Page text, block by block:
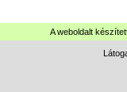
A weboldalt